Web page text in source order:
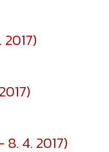
4. 2017)